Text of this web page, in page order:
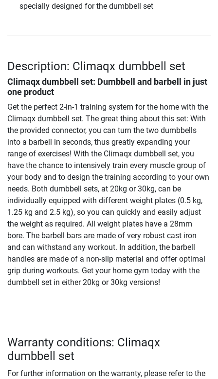
specially designed for the dumbbell set
Description: Climaqx dumbbell set
Climaqx dumbbell set: Dumbbell and barbell in just
one product
Get the perfect 2-in-1 training system for the home with the
Climaqx dumbbell set. The great thing about this set: With
the provided connector, you can turn the two dumbbells
into a barbell in seconds, thus greatly expanding your
range of exercises! With the Climaqx dumbbell set, you
have the chance to intensively train every muscle group of
your body and to design the training according to your own
needs. Both dumbbell sets, at 20kg or 30kg, can be
individually equipped with different weight plates (0.5 kg,
1.25 kg and 2.5 kg), so you can quickly and easily adjust
the weight as required. All weight plates have a 28mm
bore. The barbell bars are made of very robust cast iron
and can withstand any workout. In addition, the barbell
handles are made of a non-slip material and offer optimal
grip during workouts. Get your home gym today with the
dumbbell set in either 20kg or 30kg versions!
Warranty conditions: Climaqx
dumbbell set
For further information on the warranty, please refer to the